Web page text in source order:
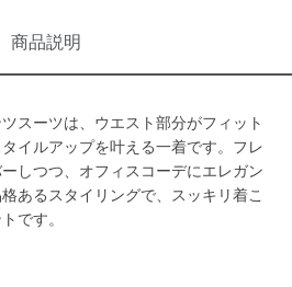
商品説明
スーツは、ウエスト部分がフィット
イルアップを叶える一着です。フレ
しつつ、オフィスコーデにエレガン
あるスタイリングで、スッキリ着こ
です。